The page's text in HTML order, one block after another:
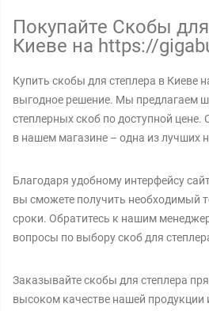
Покупайте Скобы
Киеве на https://
Купить скобы для степлера в Киеве
выгодное решение. Мы предлагаем
степлерных скоб по доступной цене.
в нашем магазине – одна из лучших
Благодаря удобному интерфейсу
вы сможете получить необходимый
сроки. Обратитесь к нашим
вопросы по выбору скоб для
Заказывайте скобы для степлера
высоком качестве нашей продукции